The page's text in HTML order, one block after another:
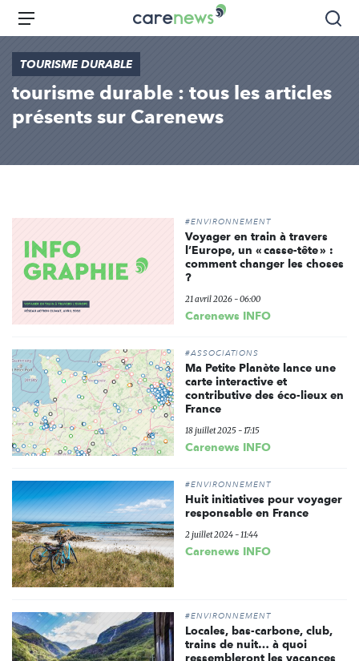
Aller
principal
Carenews,
Le
média
acteurs
de
l'engagement
Menu
TOURISME DURABLE
tourisme durable : tous les articles
présents sur Carenews
#ENVIRONNEMENT
Voyager en train à travers
l’Europe, un « casse-tête » :
comment changer les choses
?
21 avril 2026 - 06:00
Carenews INFO
#ASSOCIATIONS
Ma Petite Planète lance une
carte interactive et
contributive des éco-lieux en
France
18 juillet 2025 - 17:15
Carenews INFO
#ENVIRONNEMENT
Huit initiatives pour voyager
responsable en France
2 juillet 2024 - 11:44
Carenews INFO
#ENVIRONNEMENT
Locales, bas-carbone, club,
trains de nuit… à quoi
ressembleront les vacances